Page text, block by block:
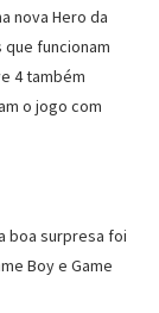
nova Hero da
funcionam
4 também
o jogo com
boa surpresa foi
Boy e Game